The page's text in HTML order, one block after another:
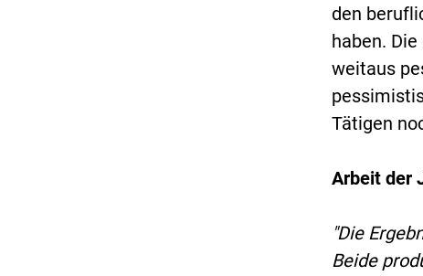
den
haben.
weitaus
Tätigen
Arbeit der
"Die
Beide